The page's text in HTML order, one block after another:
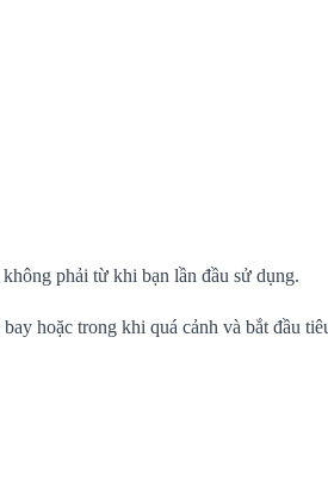
phải từ khi bạn lần đầu sử dụng.
hoặc trong khi quá cảnh và bắt đầu